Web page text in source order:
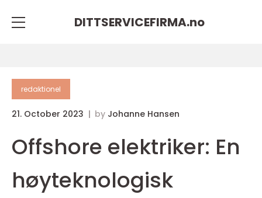
DITTSERVICEFIRMA.no
redaktionel
21. October 2023 by Johanne Hansen
Offshore elektriker: En
høyteknologisk